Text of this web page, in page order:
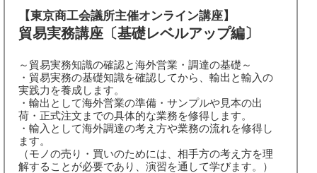
【東京商工会議所主催オンライン講座】
貿易実務講座〔基礎レベルアップ編〕
～貿易実務知識の確認と海外営業・調達の基礎～
・貿易実務の基礎知識を確認してから、輸出と輸入の
実践力を養成します。
・輸出として海外営業の準備・サンプルや見本の出
荷・正式注文までの具体的な業務を修得します。
・輸入として海外調達の考え方や業務の流れを修得し
ます。
（モノの売り・買いのためには、相手方の考え方を理
解することが必要であり、演習を通して学びます。）